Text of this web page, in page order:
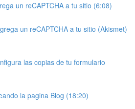
un reCAPTCHA a tu sitio (6:08)
un reCAPTCHA a tu sitio (Akismet)
las copias de tu formulario
la pagina Blog (18:20)